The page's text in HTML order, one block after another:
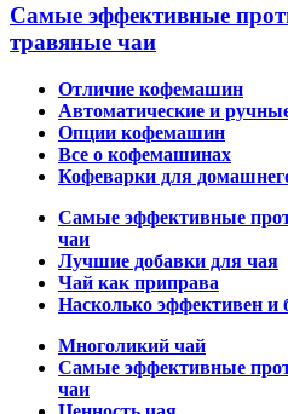
Самые эффективные
травяные чаи
Отличие кофемашин
Автоматические и
Опции кофемашин
Все о кофемашинах
Кофеварки для
Самые эффективные
чаи
Лучшие добавки для чая
Чай как приправа
Насколько эффективен и
Многоликий чай
Самые эффективные
чаи